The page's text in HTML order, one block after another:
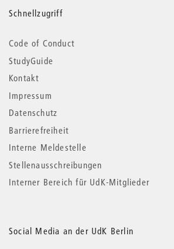
Schnellzugriff
Code of Conduct
StudyGuide
Kontakt
Impressum
Datenschutz
Barrierefreiheit
Interne Meldestelle
Stellenausschreibungen
Interner Bereich für UdK-Mitglieder
Social Media an der UdK Berlin